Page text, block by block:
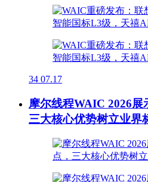
34 07.17
摩尔线程WAIC 2026展
三大核心优势树立业界